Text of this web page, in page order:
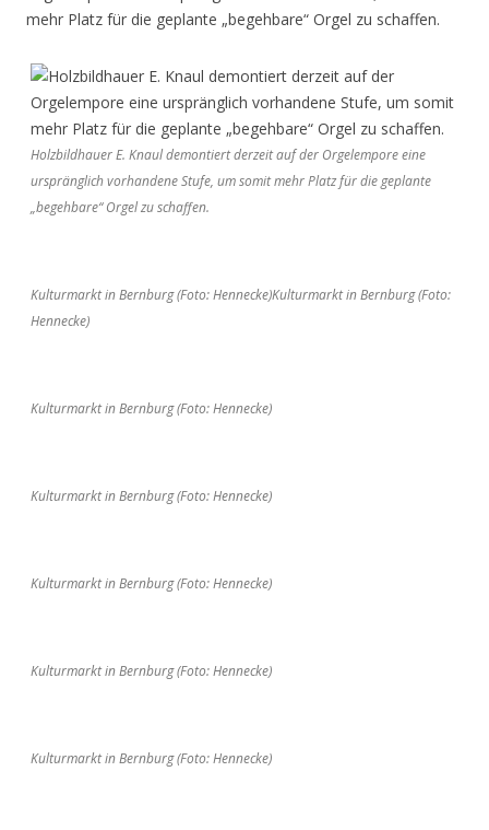
Holzbildhauer E. Knaul demontiert derzeit auf der Orgelempore eine
urspränglich vorhandene Stufe, um somit mehr Platz für die geplante
„begehbare“ Orgel zu schaffen.
Kulturmarkt in Bernburg (Foto: Hennecke)Kulturmarkt in Bernburg (Foto:
Hennecke)
Kulturmarkt in Bernburg (Foto: Hennecke)
Kulturmarkt in Bernburg (Foto: Hennecke)
Kulturmarkt in Bernburg (Foto: Hennecke)
Kulturmarkt in Bernburg (Foto: Hennecke)
Kulturmarkt in Bernburg (Foto: Hennecke)